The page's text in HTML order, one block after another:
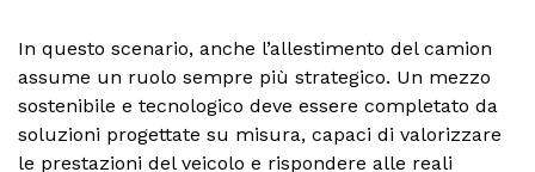
In questo scenario, anche l’allestimento del camion
assume un ruolo sempre più strategico. Un mezzo
sostenibile e tecnologico deve essere completato da
soluzioni progettate su misura, capaci di valorizzare
le prestazioni del veicolo e rispondere alle reali